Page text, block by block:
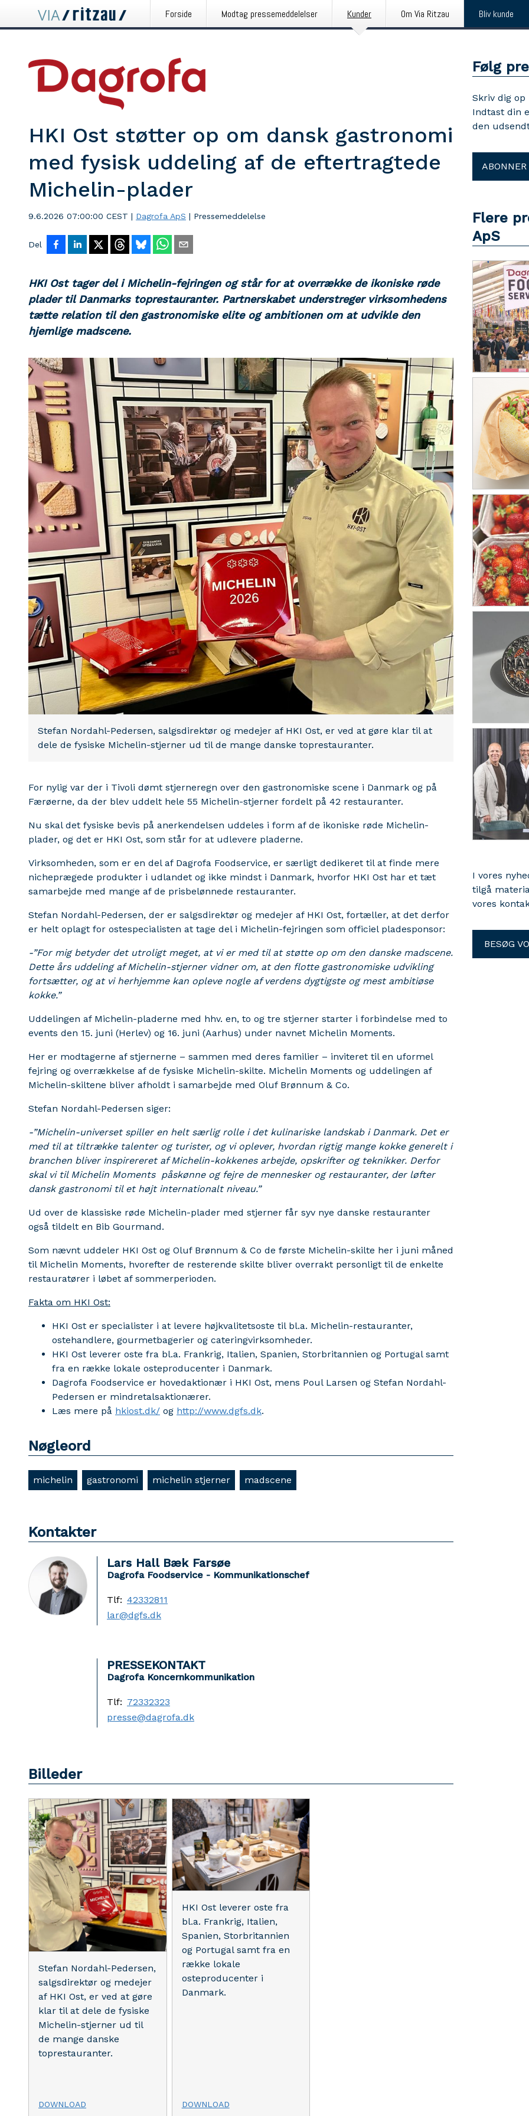
Forside Modtag pressemeddelelser Kunder Om Via Ritzau Bliv kunde
HKI Ost støtter op om dansk gastronomi
med fysisk uddeling af de eftertragtede
Michelin-plader
9.6.2026 07:00:00 CEST | Dagrofa ApS | Pressemeddelelse
Del
HKI Ost tager del i Michelin-fejringen og står for at overrække de ikoniske røde
plader til Danmarks toprestauranter. Partnerskabet understreger virksomhedens
tætte relation til den gastronomiske elite og ambitionen om at udvikle den
hjemlige madscene.
Stefan Nordahl-Pedersen, salgsdirektør og medejer af HKI Ost, er ved at gøre klar til at
dele de fysiske Michelin-stjerner ud til de mange danske toprestauranter.
For nylig var der i Tivoli dømt stjerneregn over den gastronomiske scene i Danmark og på
Færøerne, da der blev uddelt hele 55 Michelin-stjerner fordelt på 42 restauranter.
Nu skal det fysiske bevis på anerkendelsen uddeles i form af de ikoniske røde Michelin-
plader, og det er HKI Ost, som står for at udlevere pladerne.
Virksomheden, som er en del af Dagrofa Foodservice, er særligt dedikeret til at finde mere
nicheprægede produkter i udlandet og ikke mindst i Danmark, hvorfor HKI Ost har et tæt
samarbejde med mange af de prisbelønnede restauranter.
Stefan Nordahl-Pedersen, der er salgsdirektør og medejer af HKI Ost, fortæller, at det derfor
er helt oplagt for ostespecialisten at tage del i Michelin-fejringen som officiel pladesponsor:
-”For mig betyder det utroligt meget, at vi er med til at støtte op om den danske madscene.
Dette års uddeling af Michelin-stjerner vidner om, at den flotte gastronomiske udvikling
fortsætter, og at vi herhjemme kan opleve nogle af verdens dygtigste og mest ambitiøse
kokke.”
Uddelingen af Michelin-pladerne med hhv. en, to og tre stjerner starter i forbindelse med to
events den 15. juni (Herlev) og 16. juni (Aarhus) under navnet Michelin Moments.
Her er modtagerne af stjernerne – sammen med deres familier – inviteret til en uformel
fejring og overrækkelse af de fysiske Michelin-skilte. Michelin Moments og uddelingen af
Michelin-skiltene bliver afholdt i samarbejde med Oluf Brønnum & Co.
Stefan Nordahl-Pedersen siger:
-”Michelin-universet spiller en helt særlig rolle i det kulinariske landskab i Danmark. Det er
med til at tiltrække talenter og turister, og vi oplever, hvordan rigtig mange kokke generelt i
branchen bliver inspirereret af Michelin-kokkenes arbejde, opskrifter og teknikker. Derfor
skal vi til Michelin Moments påskønne og fejre de mennesker og restauranter, der løfter
dansk gastronomi til et højt internationalt niveau.”
Ud over de klassiske røde Michelin-plader med stjerner får syv nye danske restauranter
også tildelt en Bib Gourmand.
Som nævnt uddeler HKI Ost og Oluf Brønnum & Co de første Michelin-skilte her i juni måned
til Michelin Moments, hvorefter de resterende skilte bliver overrakt personligt til de enkelte
restauratører i løbet af sommerperioden.
Fakta om HKI Ost:
HKI Ost er specialister i at levere højkvalitetsoste til bl.a. Michelin-restauranter,
ostehandlere, gourmetbagerier og cateringvirksomheder.
HKI Ost leverer oste fra bl.a. Frankrig, Italien, Spanien, Storbritannien og Portugal samt
fra en række lokale osteproducenter i Danmark.
Dagrofa Foodservice er hovedaktionær i HKI Ost, mens Poul Larsen og Stefan Nordahl-
Pedersen er mindretalsaktionærer.
Læs mere på hkiost.dk/ og http://www.dgfs.dk.
Nøgleord
michelin gastronomi michelin stjerner madscene
Kontakter
Lars Hall Bæk Farsøe
Dagrofa Foodservice - Kommunikationschef
Tlf: 42332811
lar@dgfs.dk
PRESSEKONTAKT
Dagrofa Koncernkommunikation
Tlf: 72332323
presse@dagrofa.dk
Billeder
Stefan Nordahl-Pedersen,
salgsdirektør og medejer
af HKI Ost, er ved at gøre
klar til at dele de fysiske
Michelin-stjerner ud til
de mange danske
toprestauranter.
DOWNLOAD
HKI Ost leverer oste fra
bl.a. Frankrig, Italien,
Spanien, Storbritannien
og Portugal samt fra en
række lokale
osteproducenter i
Danmark.
DOWNLOAD
Følg
Skriv dig
Indtast din
den
ABONNER
Flere
ApS
I vores
tilgå
vores
BESØG